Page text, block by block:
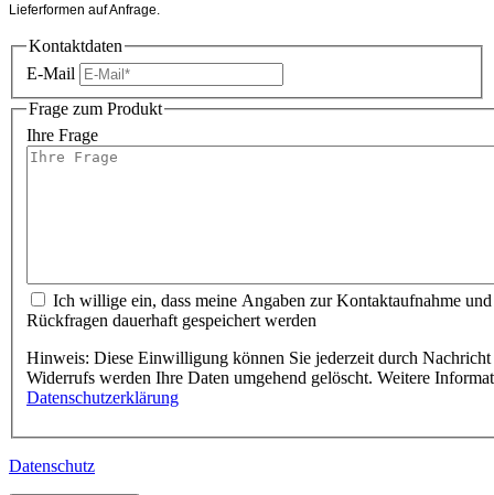
Lieferformen auf Anfrage.
Kontaktdaten
E-Mail
Frage zum Produkt
Ihre Frage
Ich willige ein, dass meine Angaben zur Kontaktaufnahme
Rückfragen dauerhaft gespeichert werden
Hinweis: Diese Einwilligung können Sie jederzeit durch
Widerrufs werden Ihre Daten umgehend gelöscht. Weitere
Datenschutzerklärung
Datenschutz